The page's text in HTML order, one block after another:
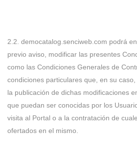
2.2. democatalog.senciweb.com podrá
previo aviso, modificar las presentes
como las Condiciones Generales de
condiciones particulares que, en su
la publicación de dichas modificaciones
que puedan ser conocidas por los
visita al Portal o a la contratación de
ofertados en el mismo.